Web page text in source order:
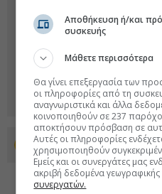
Προσθέστε το
Αποθήκευση ή/και
συσκευής
Μάθετε περισσότερα
Θα γίνει επεξεργασία των
οι πληροφορίες από τη
αναγνωριστικά και άλλα
κοινοποιηθούν σε 237
αποκτήσουν πρόσβαση σε
Αυτές οι πληροφορίες
χρησιμοποιηθούν
Εμείς και οι συνεργάτες μας
ακριβή δεδομένα
συνεργατών.